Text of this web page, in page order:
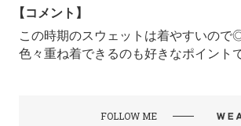
【コメント】
この時期のスウェットは着やすいので
色々重ね着できるのも好きなポイント
FOLLOW ME